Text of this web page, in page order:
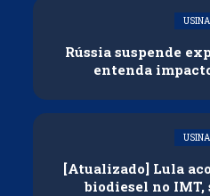
Rússia suspende
entenda
[Atualizado] Lula
biodiesel no IMT,